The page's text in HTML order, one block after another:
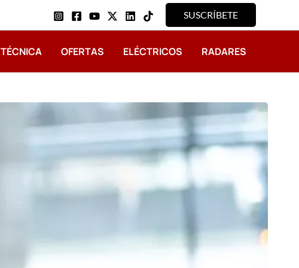
SUSCRÍBETE
TÉCNICA OFERTAS ELÉCTRICOS RADARES